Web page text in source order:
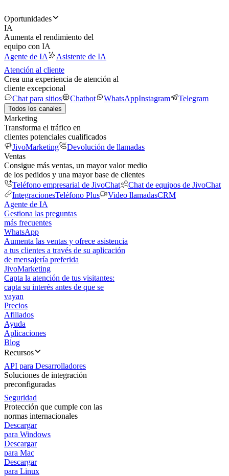
Oportunidades
IA
Aumenta el rendimiento del
equipo con IA
Agente de IA
Asistente de IA
Atención al cliente
Crea una experiencia de atención al
cliente excepcional
Chat para sitios
Chatbot WhatsAppInstagram Telegram
Todos los canales
Marketing
Transforma el tráfico en
clientes potenciales cualificados
JivoMarketing
Devolución de llamadas
Ventas
Consigue más ventas, un mayor valor medio
de los pedidos y una mayor base de clientes
Teléfono empresarial de JivoChat
Chat de equipos de JivoChat
IntegracionesTeléfono Plus Video llamadasCRM
Agente de IA
Gestiona las preguntas
más frecuentes
WhatsApp
Aumenta las ventas y ofrece asistencia
a tus clientes a través de su aplicación
de mensajería preferida
JivoMarketing
Capta la atención de tus visitantes:
capta su interés antes de que se
vayan
Precios
Afiliados
Ayuda
Aplicaciones
Blog
Recursos
API para Desarrolladores
Soluciones de integración
preconfiguradas
Seguridad
Protección que cumple con las
normas internacionales
Descargar
para Windows
Descargar
para Mac
Descargar
para Linux